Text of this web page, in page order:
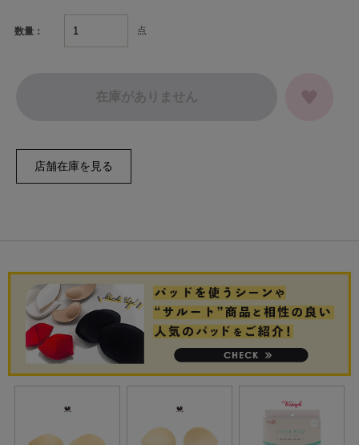
数量： 点
在庫がありません